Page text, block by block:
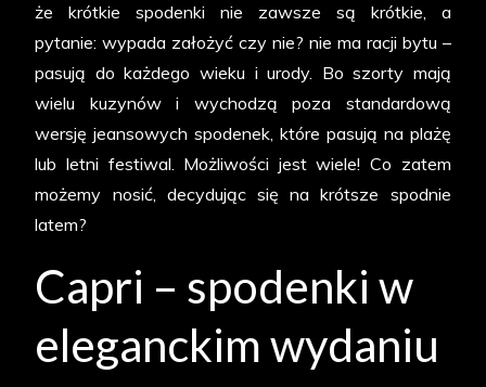
że krótkie spodenki nie zawsze są krótkie, a
pytanie: wypada założyć czy nie? nie ma racji bytu –
pasują do każdego wieku i urody. Bo szorty mają
wielu kuzynów i wychodzą poza standardową
wersję jeansowych spodenek, które pasują na plażę
lub letni festiwal. Możliwości jest wiele! Co zatem
możemy nosić, decydując się na krótsze spodnie
latem?
Capri – spodenki w
eleganckim wydaniu